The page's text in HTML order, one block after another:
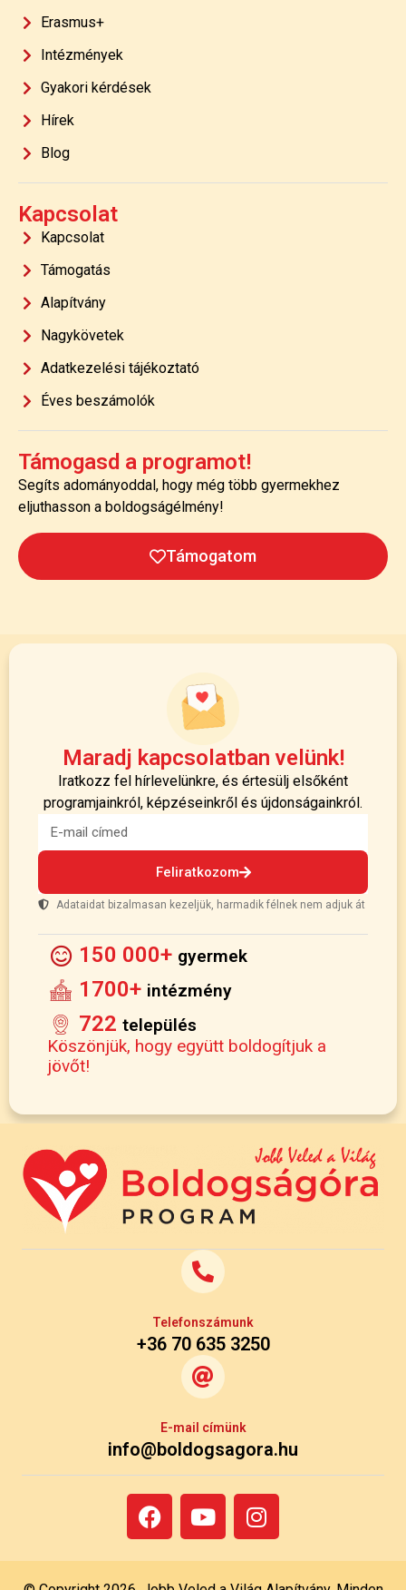
Erasmus+
Intézmények
Gyakori kérdések
Hírek
Blog
Kapcsolat
Kapcsolat
Támogatás
Alapítvány
Nagykövetek
Adatkezelési tájékoztató
Éves beszámolók
Támogasd a programot!
Segíts adományoddal, hogy még több gyermekhez
eljuthasson a boldogságélmény!
Támogatom
Maradj kapcsolatban velünk!
Iratkozz fel hírlevelünkre, és értesülj elsőként
programjainkról, képzéseinkről és újdonságainkról.
Feliratkozom
Adataidat bizalmasan kezeljük, harmadik félnek nem adjuk át
150 000+ gyermek
1700+ intézmény
722 település
Köszönjük, hogy együtt boldogítjuk a
jövőt!
Telefonszámunk
+36 70 635 3250
E-mail címünk
info@boldogsagora.hu